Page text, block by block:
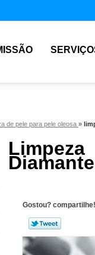
de pele para pele oleosa »
Gostou? compartilhe!